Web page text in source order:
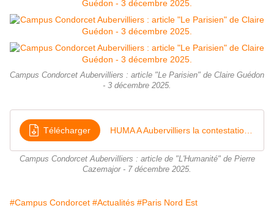
Campus Condorcet Aubervilliers : article "Le Parisien" de Claire Guédon
- 3 décembre 2025.
Télécharger
Campus Condorcet Aubervilliers : article de "L'Humanité" de Pierre
Cazemajor - 7 décembre 2025.
#Campus Condorcet #Actualités #Paris Nord Est